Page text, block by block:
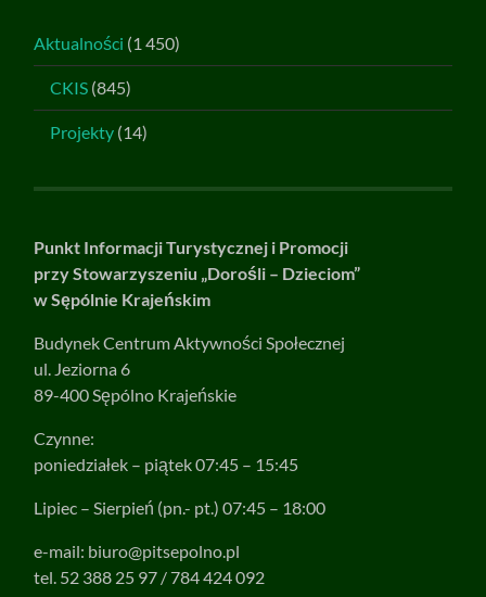
Aktualności (1 450)
CKIS (845)
Projekty (14)
Punkt Informacji Turystycznej i Promocji
przy Stowarzyszeniu „Dorośli – Dzieciom”
w Sępólnie Krajeńskim
Budynek Centrum Aktywności Społecznej
ul. Jeziorna 6
89-400 Sępólno Krajeńskie
Czynne:
poniedziałek – piątek 07:45 – 15:45
Lipiec – Sierpień (pn.- pt.) 07:45 – 18:00
e-mail: biuro@pitsepolno.pl
tel. 52 388 25 97 / 784 424 092